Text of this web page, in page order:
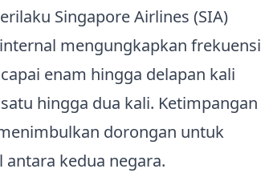
Singapore Airlines (SIA)
mengungkapkan frekuensi
enam hingga delapan kali
hingga dua kali. Ketimpangan
dorongan untuk
kedua negara.